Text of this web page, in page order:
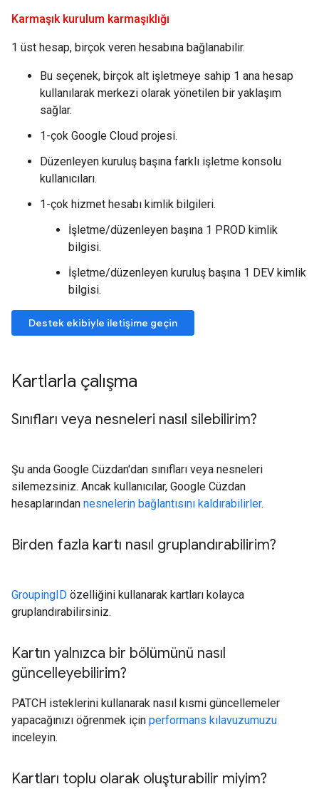
Karmaşık kurulum karmaşıklığı
1 üst hesap, birçok veren hesabına bağlanabilir.
Bu seçenek, birçok alt işletmeye sahip 1 ana hesap
kullanılarak merkezi olarak yönetilen bir yaklaşım
sağlar.
1-çok Google Cloud projesi.
Düzenleyen kuruluş başına farklı işletme konsolu
kullanıcıları.
1-çok hizmet hesabı kimlik bilgileri.
İşletme/düzenleyen başına 1 PROD kimlik
bilgisi.
İşletme/düzenleyen kuruluş başına 1 DEV kimlik
bilgisi.
Destek ekibiyle iletişime geçin
Kartlarla çalışma
Sınıfları veya nesneleri nasıl silebilirim?
Şu anda Google Cüzdan'dan sınıfları veya nesneleri
silemezsiniz. Ancak kullanıcılar, Google Cüzdan
hesaplarından nesnelerin bağlantısını kaldırabilirler.
Birden fazla kartı nasıl gruplandırabilirim?
GroupingID özelliğini kullanarak kartları kolayca
gruplandırabilirsiniz.
Kartın yalnızca bir bölümünü nasıl
güncelleyebilirim?
PATCH isteklerini kullanarak nasıl kısmi güncellemeler
yapacağınızı öğrenmek için performans kılavuzumuzu
inceleyin.
Kartları toplu olarak oluşturabilir miyim?